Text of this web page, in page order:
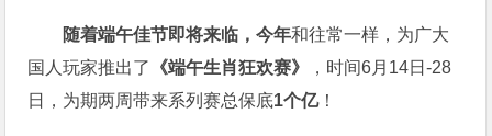
随着端午佳节即将来临，今年和往常一样，为广大
国人玩家推出了
《端午生肖狂欢赛》
，时间6月14日-28
日，为期两周带来系列赛总保底1个亿！